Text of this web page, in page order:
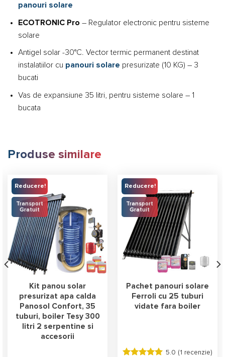
panouri solare
ECOTRONIC Pro – Regulator electronic pentru sisteme
solare
Antigel solar -30°C. Vector termic permanent destinat
instalatiilor cu panouri solare presurizate (10 KG) – 3
bucati
Vas de expansiune 35 litri, pentru sisteme solare – 1
bucata
Produse similare
Reducere!
Transport
Gratuit
Kit panou solar
presurizat apa calda
Panosol Confort, 35
tuburi, boiler Tesy 300
litri 2 serpentine si
accesorii
Reducere!
Transport
Gratuit
Pachet panouri solare
Ferroli cu 25 tuburi
vidate fara boiler
5.0 (1 recenzie)